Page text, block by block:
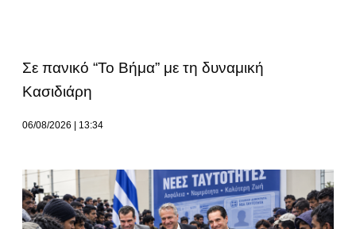
Σε πανικό “Το Βήμα” με τη δυναμική
Κασιδιάρη
06/08/2026 13:34